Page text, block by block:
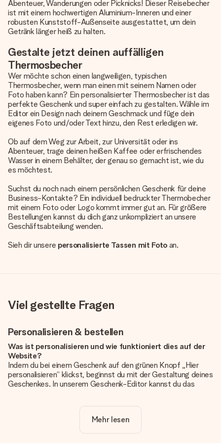
Abenteuer, Wanderungen oder Picknicks! Dieser Reisebecher
ist mit einem hochwertigen Aluminium-Inneren und einer
robusten Kunststoff-Außenseite ausgestattet, um dein
Getränk länger heiß zu halten.
Gestalte jetzt deinen auffälligen
Thermosbecher
Wer möchte schon einen langweiligen, typischen
Thermosbecher, wenn man einen mit seinem Namen oder
Foto haben kann? Ein personalisierter Thermosbecher ist das
perfekte Geschenk und super einfach zu gestalten. Wähle im
Editor ein Design nach deinem Geschmack und füge dein
eigenes Foto und/oder Text hinzu, den Rest erledigen wir.
Ob auf dem Weg zur Arbeit, zur Universität oder ins
Abenteuer, trage deinen heißen Kaffee oder erfrischendes
Wasser in einem Behälter, der genau so gemacht ist, wie du
es möchtest.
Suchst du noch nach einem persönlichen Geschenk für deine
Business-Kontakte? Ein individuell bedruckter Thermobecher
mit einem Foto oder Logo kommt immer gut an. Für größere
Bestellungen kannst du dich ganz unkompliziert an unsere
Geschäftsabteilung wenden.
Sieh dir unsere personalisierte Tassen mit Fotoan.
Viel gestellte Fragen
Personalisieren & bestellen
Was ist personalisieren und wie funktioniert dies auf der
Website?
Indem du bei einem Geschenk auf den grünen Knopf „Hier
personalisieren“ klickst, beginnst du mit der Gestaltung deines
Geschenkes. In unserem Geschenk-Editor kannst du das
noch eines unserer angebotenen Designs, um deinem
Geschenk die perfekte Ausstrahlung zu verleihen.
Mehr lesen